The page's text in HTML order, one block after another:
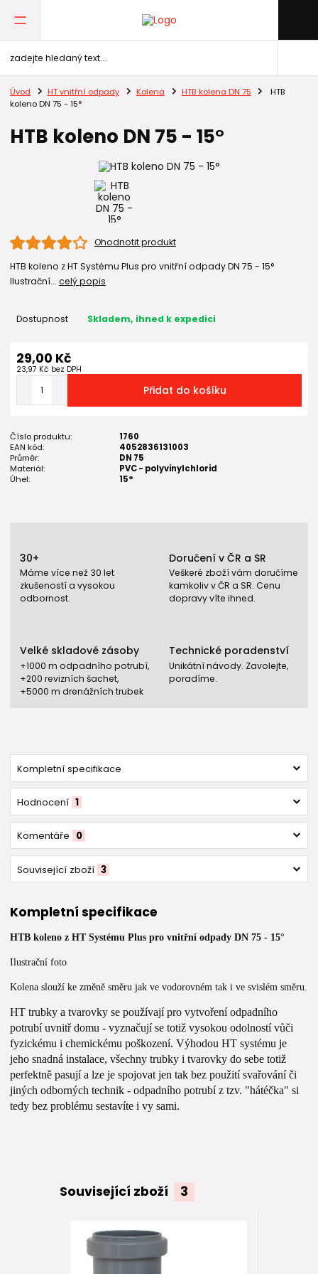
Úvod HT vnitřní odpady Kolena HTB kolena DN 75
HTB
koleno DN 75 - 15°
HTB koleno DN 75 - 15°
Ohodnotit produkt
HTB koleno z HT Systému Plus pro vnitřní odpady DN 75 - 15°
Ilustrační... celý popis
Dostupnost Skladem, ihned k expedici
29,00 Kč
23,97 Kč bez DPH
Přidat do košíku
Číslo produktu:
1760
EAN kód:
4052836131003
Průměr:
DN 75
Materiál:
PVC - polyvinylchlorid
Úhel:
15°
30+
Máme více než 30 let
zkušeností a vysokou
odbornost.
Doručení v ČR a SR
Veškeré zboží vám doručíme
kamkoliv v ČR a SR. Cenu
dopravy víte ihned.
Velké skladové zásoby
+1000 m odpadního potrubí,
+200 revizních šachet,
+5000 m drenážních trubek
Technické poradenství
Unikátní návody. Zavolejte,
poradíme.
Kompletní specifikace
Hodnocení 1
Komentáře 0
Související zboží 3
Kompletní specifikace
HTB koleno z HT Systému Plus pro vnitřní odpady DN 75 - 15°
Ilustrační foto
Kolena slouží ke změně směru jak ve vodorovném tak i ve svislém směru.
HT trubky a tvarovky se používají pro vytvoření odpadního
potrubí uvnitř domu - vyznačují se totiž vysokou odolností vůči
fyzickému i chemickému poškození. Výhodou HT systému je
jeho snadná instalace, všechny trubky i tvarovky do sebe totiž
perfektně pasují a lze je spojovat jen tak bez použití svařování či
jiných odborných technik - odpadního potrubí z tzv. "hátéčka" si
tedy bez problému sestavíte i vy sami.
Související zboží 3